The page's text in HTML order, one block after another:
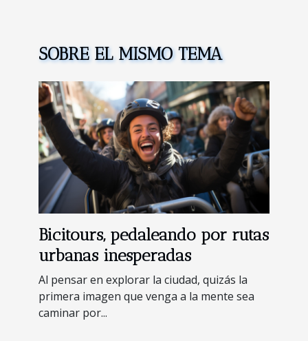
SOBRE EL MISMO TEMA
Bicitours, pedaleando por rutas
urbanas inesperadas
Al pensar en explorar la ciudad, quizás la
primera imagen que venga a la mente sea
caminar por...